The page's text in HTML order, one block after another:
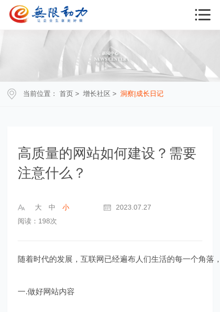
当前位置： 首页 > 增长社区 > 洞察|成长日记
高质量的网站如何建设？需要
注意什么？
大 中 小
2023.07.27
阅读：198次
随着时代的发展，互联网已经遍布人们生活的每一个角
一.做好网站内容